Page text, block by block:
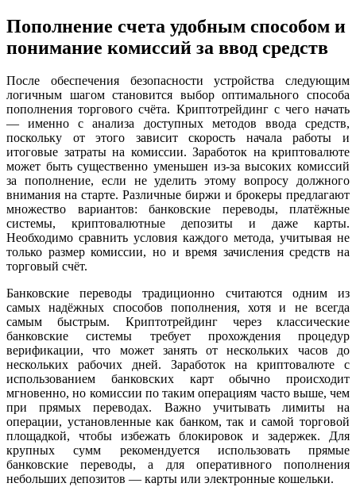
Пополнение счета удобным способом и
понимание комиссий за ввод средств
После обеспечения безопасности устройства следующим
логичным шагом становится выбор оптимального способа
пополнения торгового счёта. Криптотрейдинг с чего начать
— именно с анализа доступных методов ввода средств,
поскольку от этого зависит скорость начала работы и
итоговые затраты на комиссии. Заработок на криптовалюте
может быть существенно уменьшен из-за высоких комиссий
за пополнение, если не уделить этому вопросу должного
внимания на старте. Различные биржи и брокеры предлагают
множество вариантов: банковские переводы, платёжные
системы, криптовалютные депозиты и даже карты.
Необходимо сравнить условия каждого метода, учитывая не
только размер комиссии, но и время зачисления средств на
торговый счёт.
Банковские переводы традиционно считаются одним из
самых надёжных способов пополнения, хотя и не всегда
самым быстрым. Криптотрейдинг через классические
банковские системы требует прохождения процедур
верификации, что может занять от нескольких часов до
нескольких рабочих дней. Заработок на криптовалюте с
использованием банковских карт обычно происходит
мгновенно, но комиссии по таким операциям часто выше, чем
при прямых переводах. Важно учитывать лимиты на
операции, установленные как банком, так и самой торговой
площадкой, чтобы избежать блокировок и задержек. Для
крупных сумм рекомендуется использовать прямые
банковские переводы, а для оперативного пополнения
небольших депозитов — карты или электронные кошельки.